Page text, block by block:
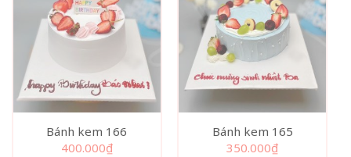
Bánh kem 166
400.000₫
Bánh kem 165
350.000₫